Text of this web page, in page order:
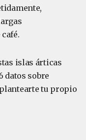
islas árticas
datos sobre
tu propio